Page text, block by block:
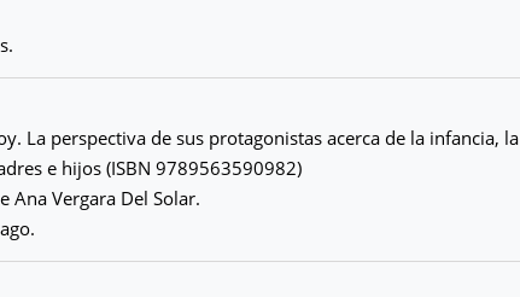
La perspectiva de sus protagonistas acerca de la infancia, la
e hijos (ISBN 9789563590982)
Ana Vergara Del Solar.